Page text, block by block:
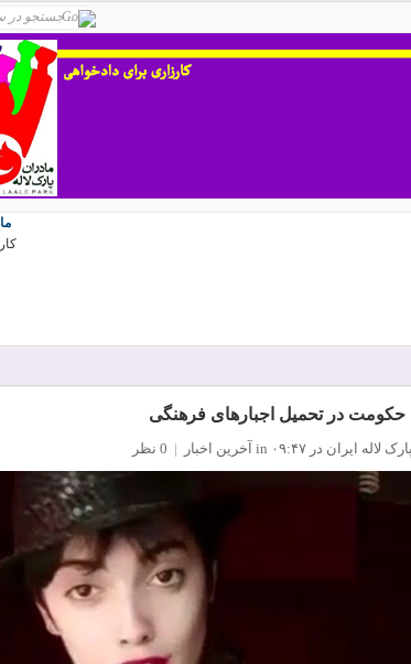
در تحمیل اجبارهای فرهنگی
لاله ایران در ۰۹:۴۷ in آخرین اخبار | 0 نظر